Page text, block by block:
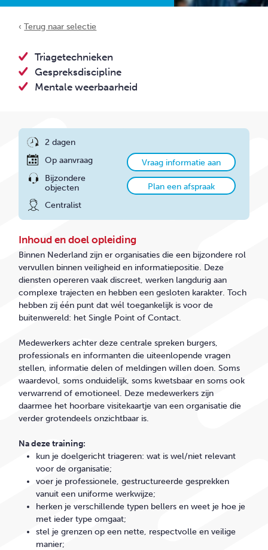
‹Terug naar selectie
Triagetechnieken
Gespreksdiscipline
Mentale weerbaarheid
2 dagen
Op aanvraag
Bijzondere
objecten
Centralist
Vraag informatie aan
Plan een afspraak
Inhoud en doel opleiding
Binnen Nederland zijn er organisaties die een bijzondere rol
vervullen binnen veiligheid en informatiepositie. Deze
diensten opereren vaak discreet, werken langdurig aan
complexe trajecten en hebben een gesloten karakter. Toch
hebben zij één punt dat wél toegankelijk is voor de
buitenwereld: het Single Point of Contact.
Medewerkers achter deze centrale spreken burgers,
professionals en informanten die uiteenlopende vragen
stellen, informatie delen of meldingen willen doen. Soms
waardevol, soms onduidelijk, soms kwetsbaar en soms ook
verwarrend of emotioneel. Deze medewerkers zijn
daarmee het hoorbare visitekaartje van een organisatie die
verder grotendeels onzichtbaar is.
Na deze training:
kun je doelgerichttriageren: wat is wel/niet relevant
voor de organisatie;
voer je professionele, gestructureerde gesprekken
vanuit een uniforme werkwijze;
herken je verschillende typen bellers en weet je hoe je
met ieder type omgaat;
stel je grenzen op een nette, respectvolle en veilige
manier;
CONTACT